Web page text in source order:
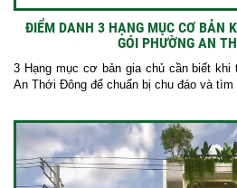
ĐIỂM DANH 3 HẠNG MỤC CƠ BẢN
GÓI PHƯỜNG AN
3 Hạng mục cơ bản gia chủ cần biết khi
An Thới Đông để chuẩn bị chu đáo và tìm